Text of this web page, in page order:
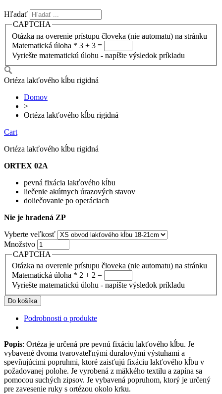
Hľadať
CAPTCHA
Otázka na overenie prístupu človeka (nie automatu) na stránku
Matematická úloha * 3 + 3 =
Vyriešte matematickú úlohu - napíšte výsledok príkladu
Ortéza lakťového kĺbu rigidná
Domov
>
Ortéza lakťového kĺbu rigidná
Cart
Ortéza lakťového kĺbu rigidná
ORTEX 02A
pevná fixácia lakťového kĺbu
liečenie akútnych úrazových stavov
doliečovanie po operáciach
Nie je hradená ZP
Vyberte veľkosť
Množstvo
CAPTCHA
Otázka na overenie prístupu človeka (nie automatu) na stránku
Matematická úloha * 2 + 2 =
Vyriešte matematickú úlohu - napíšte výsledok príkladu
Podrobnosti o produkte
Popis: Ortéza je určená pre pevnú fixáciu lakťového kĺbu. Je
vybavené dvoma tvarovateľnými duralovými výstuhami a
spevňujúcimi popruhmi, ktoré zaisťujú fixáciu lakťového kĺbu v
požadovanej polohe. Je vyrobená z mäkkého textilu a zapína sa
pomocou suchých zipsov. Je vybavená popruhom, ktorý je určený
pre zavesenie ruky s ortézou okolo krku.